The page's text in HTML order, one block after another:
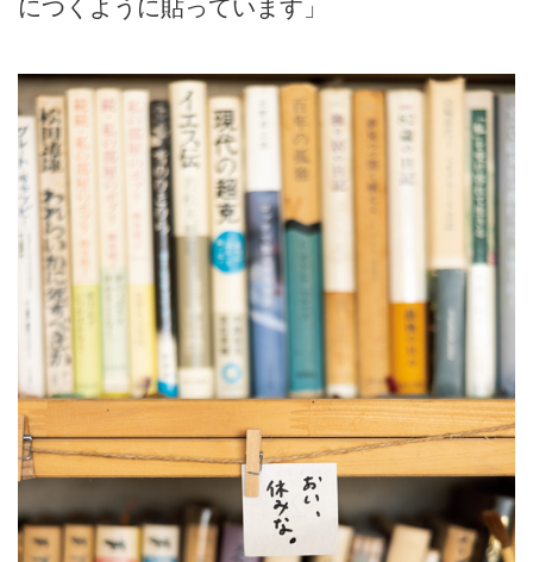
につくように貼っています」